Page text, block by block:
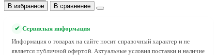
В избранное
В сравнение
✔ Сервисная информация
Информация о товарах на сайте носит справочный характер и не
является публичной офертой. Актуальные условия поставки и наличие